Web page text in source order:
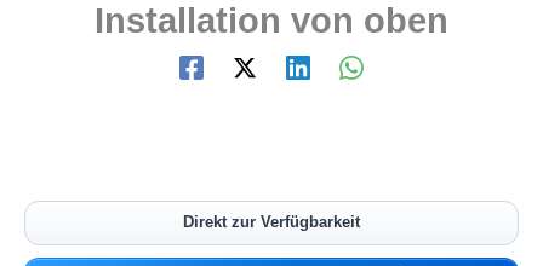
Installation von oben
Direkt zur Verfügbarkeit